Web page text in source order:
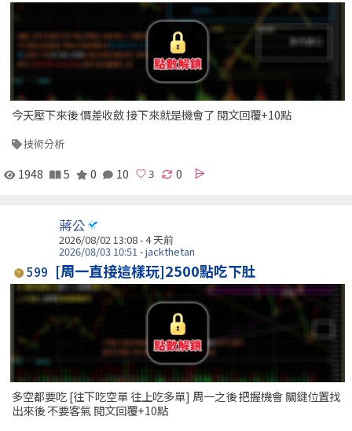
今天壓下來後 價差收斂 接下來就是機會了 閱文回覆+10點
技術分析
1948 5 0 10 0
蔣公
2026/08/02 13:08 - 4 天前
2026/08/03 10:51 - jackthetan
599 [周一直接這樣玩]2500點吃下肚
多空都要吃 [往下吃空單 往上吃多單] 周一之後 把握機會 關鍵位置找
出來後 不要客氣 閱文回覆+10點